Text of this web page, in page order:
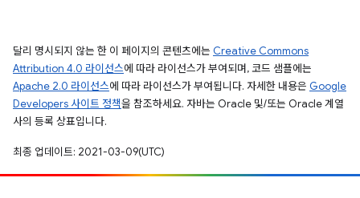
달리 명시되지 않는 한 이 페이지의 콘텐츠에는 Creative Commons
Attribution 4.0 라이선스에 따라 라이선스가 부여되며, 코드 샘플에는
Apache 2.0 라이선스에 따라 라이선스가 부여됩니다. 자세한 내용은 Google
Developers 사이트 정책을 참조하세요. 자바는 Oracle 및/또는 Oracle 계열
사의 등록 상표입니다.
최종 업데이트: 2021-03-09(UTC)